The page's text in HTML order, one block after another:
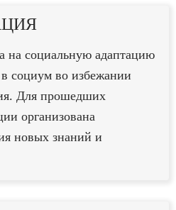
на социальную адаптацию
социум во избежании
Для прошедших
организована
новых знаний и